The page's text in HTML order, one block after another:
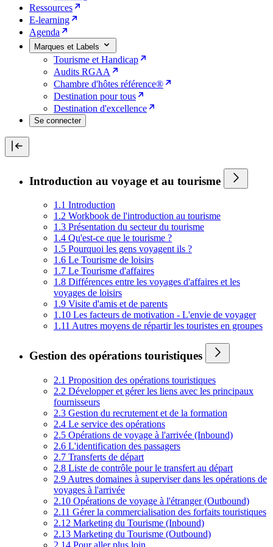
Ressources
E-learning
Agenda
Marques et Labels
Tourisme et Handicap
Audits RGAA
Chambre d'hôtes référence®
Destination pour tous
Destination d'excellence
Se connecter
Introduction au voyage et au tourisme
1.1 Introduction
1.2 Workbook de l'introduction au tourisme
1.3 Présentation du secteur du tourisme
1.4 Qu'est-ce que le tourisme ?
1.5 Pourquoi les gens voyagent ils ?
1.6 Le Tourisme de loisirs
1.7 Le Tourisme d'affaires
1.8 Différences entre les voyages d'affaires et les
voyages de loisirs
1.9 Visite d'amis et de parents
1.10 Les facteurs de motivation - L'envie de voyager
1.11 Autres moyens de répartir les touristes en groupes
Gestion des opérations touristiques
2.1 Proposition des opérations touristiques
2.2 Développer et gérer les liens avec les principaux
fournisseurs
2.3 Gestion du recrutement et de la formation
2.4 Le service des opérations
2.5 Opérations de voyage à l'arrivée (Inbound)
2.6 L'identification des passagers
2.7 Transferts de départ
2.8 Liste de contrôle pour le transfert au départ
2.9 Autres domaines à superviser dans les opérations de
voyages à l'arrivée
2.10 Opérations de voyage à l'étranger (Outbound)
2.11 Gérer la commercialisation des forfaits touristiques
2.12 Marketing du Tourisme (Inbound)
2.13 Marketing du Tourisme (Outbound)
2.14 Pour aller plus loin